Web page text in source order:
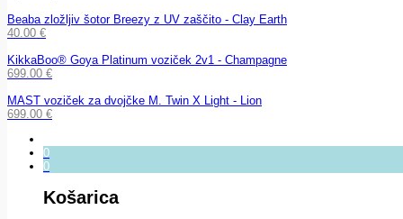
Beaba zložljiv šotor Breezy z UV zaščito - Clay Earth
40.00 €
KikkaBoo® Goya Platinum voziček 2v1 - Champagne
699.00 €
MAST voziček za dvojčke M. Twin X Light - Lion
699.00 €
0
0
Košarica